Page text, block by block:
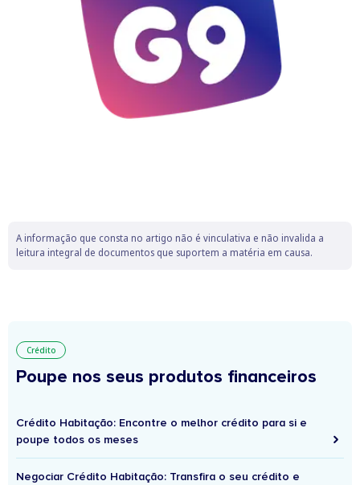
A informação que consta no artigo não é vinculativa e não invalida a
leitura integral de documentos que suportem a matéria em causa.
Crédito
Poupe nos seus produtos financeiros
Crédito Habitação: Encontre o melhor crédito para si e
poupe todos os meses
Negociar Crédito Habitação: Transfira o seu crédito e